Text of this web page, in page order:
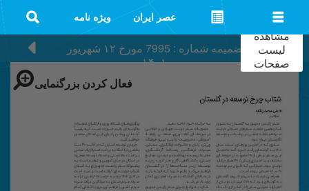
عصر ایران ویژه نامه
ضمیمه شماره : 7995 مورخ
۱۲ شهریور
۱۴۰۱
فعال کردن بزرگنمایی
مشاهده
لیست
صفحات